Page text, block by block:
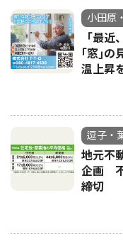
小田原
「最
｢窓｣の
温上昇
逗子・
地元不
企画
締切